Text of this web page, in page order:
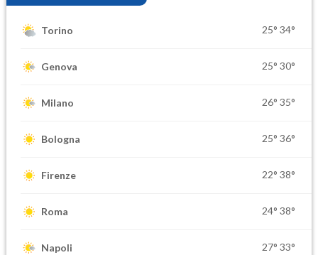
Torino 25° 34°
Genova 25° 30°
Milano 26° 35°
Bologna 25° 36°
Firenze 22° 38°
Roma 24° 38°
Napoli 27° 33°